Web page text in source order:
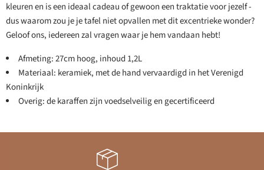
kleuren en is een ideaal cadeau of gewoon een traktatie voor jezelf -
dus waarom zou je je tafel niet opvallen met dit excentrieke wonder?
Geloof ons, iedereen zal vragen waar je hem vandaan hebt!
Afmeting: 27cm hoog, inhoud 1,2L
Materiaal: keramiek, met de hand vervaardigd in het Verenigd
Koninkrijk
Overig: de karaffen zijn voedselveilig en gecertificeerd